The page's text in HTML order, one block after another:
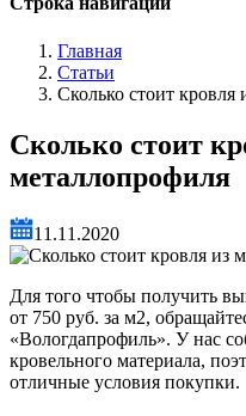
Главная
Статьи
Сколько стоит кровля
Сколько стоит
металлопрофиля
11.11.2020
Для того чтобы получить
от 750 руб. за м2,
«Вологдапрофиль». У нас
кровельного материала,
отличные условия покупки.